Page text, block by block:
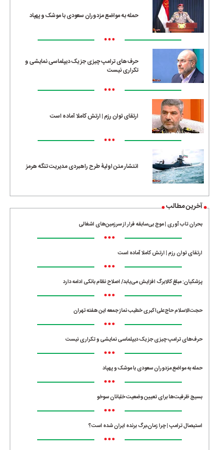
حمله به مواضع مزدوران سعودی با موشک و پهپاد
•••
حرف‌های ترامپ چیزی جز یک دیپلماسی نمایشی و
تکراری نیست
•••
ارتقای توان رزم | ارتش کاملا آماده است
•••
انتشار متن اولیۀ طرح راهبردی مدیریت تنگه هرمز
آخرین مطالب
بحران تاب آوری | موج بی‌سابقه فرار از سرزمین‌های اشغالی
•••
ارتقای توان رزم | ارتش کاملا آماده است
•••
پزشکیان: مبلغ کالابرگ افزایش می‌یابد/ اصلاح نظام بانکی ادامه دارد
•••
حجت‌الاسلام حاج‌علی‌اکبری خطیب نماز جمعه این هفته تهران
•••
حرف‌های ترامپ چیزی جز یک دیپلماسی نمایشی و تکراری نیست
•••
حمله به مواضع مزدوران سعودی با موشک و پهپاد
•••
بسیج ظرفیت‌ها برای تعیین وضعیت خلبانان سوخو
•••
استیصال ترامپ | چرا زمان،برگ برنده ایران شده است؟
•••